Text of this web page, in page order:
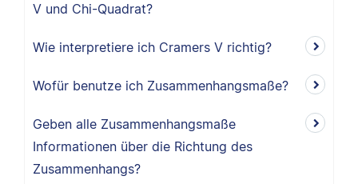
V und Chi-Quadrat?
Wie interpretiere ich Cramers V richtig?
Wofür benutze ich Zusammenhangsmaße?
Geben alle Zusammenhangsmaße
Informationen über die Richtung des
Zusammenhangs?